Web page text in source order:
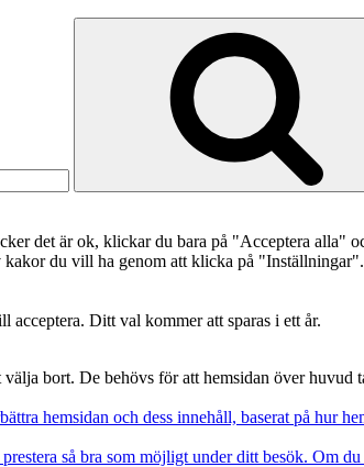
det är ok, klickar du bara på "Acceptera alla"
du vill ha genom att klicka på "Inställningar".
Ditt val kommer att sparas i ett år.
bort. De behövs för att hemsidan över huvud
hemsidan och dess innehåll, baserat på hur
så bra som möjligt under ditt besök. Om